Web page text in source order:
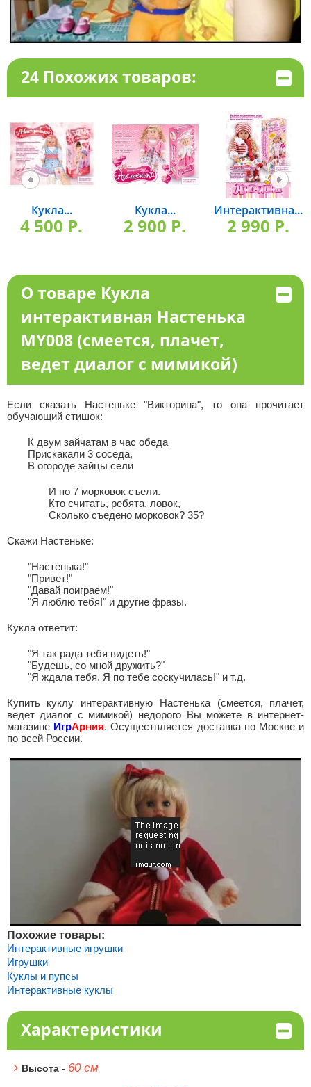
24 Похожих товаров:
Кукла...
4 500 P.
Кукла...
2 900 P.
Интерактивна...
2 990 P.
О товаре Кукла
интерактивная Настенька
MY008 (смеется, плачет,
ведет диалог с мимикой)
Если сказать Настеньке "Викторина", то она прочитает
обучающий стишок:
К двум зайчатам в час обеда
Прискакали 3 соседа,
В огороде зайцы сели
И по 7 морковок съели.
Кто считать, ребята, ловок,
Сколько съедено морковок? 35?
Скажи Настеньке:
"Настенька!"
"Привет!"
"Давай поиграем!"
"Я люблю тебя!" и другие фразы.
Кукла ответит:
"Я так рада тебя видеть!"
"Будешь, со мной дружить?"
"Я ждала тебя. Я по тебе соскучилась!" и т.д.
Купить куклу интерактивную Настенька (смеется, плачет,
ведет диалог с мимикой) недорого Вы можете в интернет-
магазине ИгрАрния. Осуществляется доставка по Москве и
по всей России.
Похожие товары:
Интерактивные игрушки
Игрушки
Куклы и пупсы
Интерактивные куклы
Характеристики
Высота - 60 см